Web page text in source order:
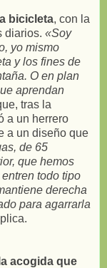
bicicleta, con la
diarios. «Soy
yo mismo
y los fines de
O en plan
aprendan
tras la
a un herrero
a un diseño que
de 65
que hemos
todo tipo
derecha
para agarrarla
acogida que